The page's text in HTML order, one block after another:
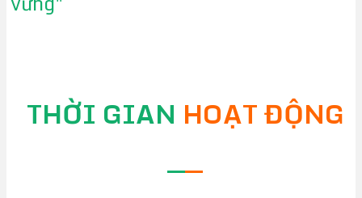
THỜI GIAN HOẠT ĐỘNG
——